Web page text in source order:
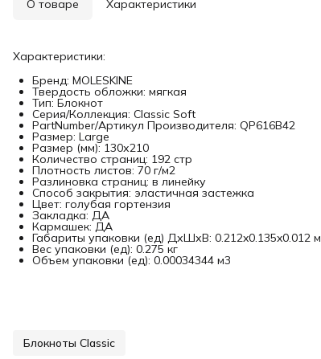
О товаре Характеристики
Характеристики:
Бренд: MOLESKINE
Твердость обложки: мягкая
Тип: Блокнот
Серия/Коллекция: Classic Soft
PartNumber/Артикул Производителя: QP616B42
Размер: Large
Размер (мм): 130х210
Количество страниц: 192 стр
Плотность листов: 70 г/м2
Разлиновка страниц: в линейку
Способ закрытия: эластичная застежка
Цвет: голубая гортензия
Закладка: ДА
Кармашек: ДА
Габариты упаковки (ед) ДхШхВ: 0.212x0.135x0.012 м
Вес упаковки (ед): 0.275 кг
Объем упаковки (ед): 0.00034344 м3
Блокноты Classic